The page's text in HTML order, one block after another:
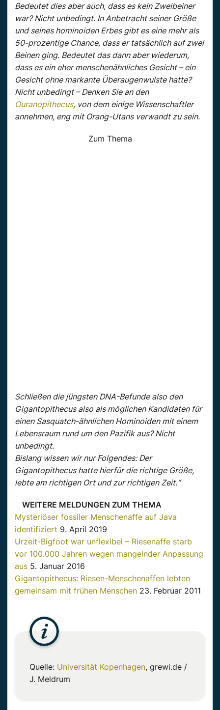
Bedeutet dies aber auch, dass es kein Zweibeiner
war? Nicht unbedingt. In Anbetracht seiner Größe
und seines hominoiden Erbes gibt es eine mehr als
50-prozentige Chance, dass er tatsächlich auf zwei
Beinen ging. Bedeutet das dann aber wiederum,
dass es ein eher menschenähnliches Gesicht – ein
Gesicht ohne markante Überaugenwulste hatte?
Nicht unbedingt – Denken Sie an den
Ouranopithecus, von dem einige Wissenschaftler
annehmen, eng mit Orang-Utans verwandt zu sein.
Zum Thema
Schließen die jüngsten DNA-Befunde also den
Gigantopithecus also als möglichen Kandidaten für
einen Sasquatch-ähnlichen Hominoiden mit einem
Lebensraum rund um den Pazifik aus? Nicht
unbedingt.
Bislang wissen wir nur Folgendes: Der
Gigantopithecus hatte hierfür die richtige Größe,
lebte am richtigen Ort und zur richtigen Zeit.“
WEITERE MELDUNGEN ZUM THEMA
Mysteriöser fossiler Menschenaffe auf Java
identifiziert 9. April 2019
Urzeit-Bigfoot war unflexibel – Riesenaffe starb
vor 100.000 Jahren wegen mangelnder Anpassung
aus 5. Januar 2016
Gigantopithecus: Riesen-Menschenaffen lebten
gemeinsam mit frühen Menschen 23. Februar 2011
Quelle: Universität Kopenhagen, grewi.de /
J. Meldrum